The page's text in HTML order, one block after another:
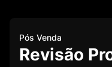
Pós Venda
Revisão